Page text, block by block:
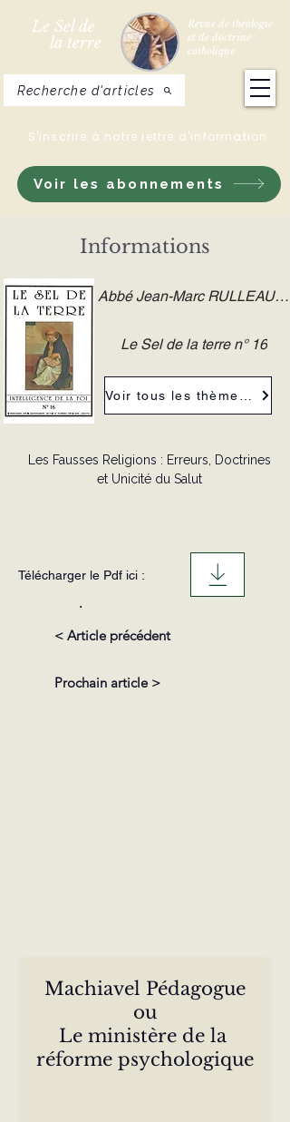
Le Sel de
la terre
Revue de théologie
et de doctrine
catholique
Voir les abonnements
S'inscrire à notre lettre d'information
Recherche d'articles
Informations
Abbé Jean-Marc RULLEAU FSSPX
Le Sel de la terre n° 16
Les Fausses Religions : Erreurs, Doctrines
et Unicité du Salut
Télécharger le Pdf ici :
.
< Article précédent
Prochain article >
Machiavel Pédagogue
ou
Le ministère de la
réforme psychologique